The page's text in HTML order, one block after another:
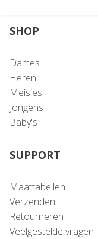
SHOP
Dames
Heren
Meisjes
Jongens
Baby's
SUPPORT
Maattabellen
Verzenden
Retourneren
Veelgestelde vragen